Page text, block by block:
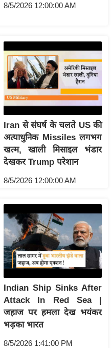
8/5/2026 12:00:00 AM
Iran से संघर्ष के चलते US की
अत्याधुनिक Missiles लगभग
खत्म, खाली मिसाइल भंडार
देखकर Trump परेशान
8/5/2026 12:00:00 AM
Indian Ship Sinks After
Attack In Red Sea |
जहाज पर हमला देख भयंकर
भड़का भारत
8/5/2026 1:41:00 PM